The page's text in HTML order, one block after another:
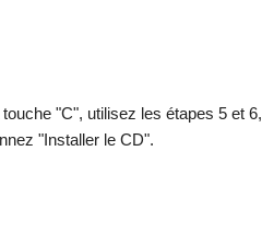
"C", utilisez les étapes 5 et 6,
"Installer le CD".